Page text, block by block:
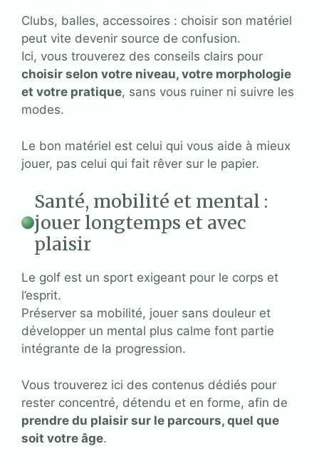
Clubs, balles, accessoires : choisir son matériel
peut vite devenir source de confusion.
Ici, vous trouverez des conseils clairs pour
choisir selon votre niveau, votre morphologie
et votre pratique, sans vous ruiner ni suivre les
modes.
Le bon matériel est celui qui vous aide à mieux
jouer, pas celui qui fait rêver sur le papier.
Santé, mobilité et mental :
jouer longtemps et avec
plaisir
Le golf est un sport exigeant pour le corps et
l’esprit.
Préserver sa mobilité, jouer sans douleur et
développer un mental plus calme font partie
intégrante de la progression.
Vous trouverez ici des contenus dédiés pour
rester concentré, détendu et en forme, afin de
prendre du plaisir sur le parcours, quel que
soit votre âge.